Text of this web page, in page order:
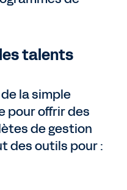
talents
la simple
pour offrir des
de gestion
des outils pour :